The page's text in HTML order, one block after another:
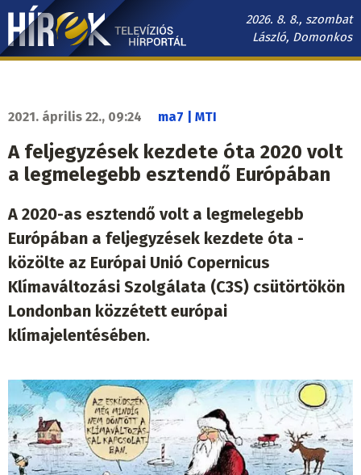
Ugrás
tartalomra
2026. 8. 8., szombat
László, Domonkos
Hírek.sk
navigáció
2021. április 22., 09:24 ma7 | MTI
A feljegyzések kezdete óta 2020 volt
a legmelegebb esztendő Európában
A 2020-as esztendő volt a legmelegebb
Európában a feljegyzések kezdete óta -
közölte az Európai Unió Copernicus
Klímaváltozási Szolgálata (C3S) csütörtökön
Londonban közzétett európai
klímajelentésében.